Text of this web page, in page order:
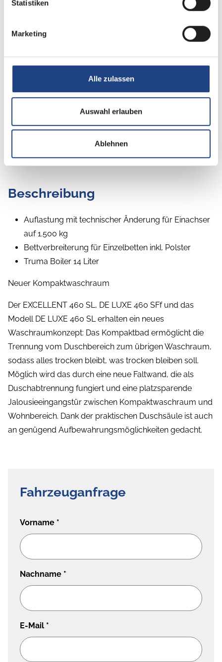
Statistiken
Marketing
Alle zulassen
Auswahl erlauben
Ablehnen
Betten
Tag
Beschreibung
Auflastung mit technischer Änderung für Einachser
auf 1.500 kg
Bettverbreiterung für Einzelbetten inkl. Polster
Truma Boiler 14 Liter
Neuer Kompaktwaschraum
Der EXCELLENT 460 SL, DE LUXE 460 SFf und das
Modell DE LUXE 460 SL erhalten ein neues
Waschraumkonzept: Das Kompaktbad ermöglicht die
Trennung vom Duschbereich zum übrigen Waschraum,
sodass alles trocken bleibt, was trocken bleiben soll.
Möglich wird das durch eine neue Faltwand, die als
Duschabtrennung fungiert und eine platzsparende
Jalousieeingangstür zwischen Kompaktwaschraum und
Wohnbereich. Dank der praktischen Duschsäule ist auch
an genügend Aufbewahrungsmöglichkeiten gedacht.
Fahrzeuganfrage
Vorname *
Nachname *
E-Mail *